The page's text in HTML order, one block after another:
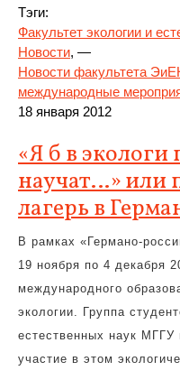
Тэги:
Факультет экологии и
Новости, —
Новости факультета
международные
18 января 2012
«Я б в
научат…» или
лагерь в
В рамках «Германо-
19 ноября по 4 декабря
международного
экологии. Группа
естественных наук
участие в этом